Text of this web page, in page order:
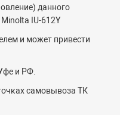
данного
IU-612Y
и может привести
и РФ.
самовывоза ТК